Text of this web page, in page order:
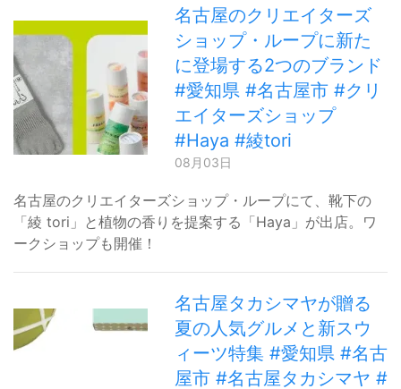
名古屋のクリエイターズ
ショップ・ループに新た
に登場する2つのブランド
#愛知県 #名古屋市 #クリ
エイターズショップ
#Haya #綾tori
08月03日
名古屋のクリエイターズショップ・ループにて、靴下の
「綾 tori」と植物の香りを提案する「Haya」が出店。ワ
ークショップも開催！
名古屋タカシマヤが贈る
夏の人気グルメと新スウ
ィーツ特集 #愛知県 #名古
屋市 #名古屋タカシマヤ #